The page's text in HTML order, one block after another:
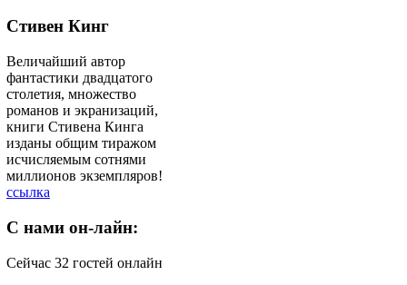
Стивен Кинг
Величайший автор
фантастики двадцатого
столетия, множество
романов и экранизаций,
книги Стивена Кинга
изданы общим тиражом
исчисляемым сотнями
миллионов экземпляров!
ссылка
C нами он-лайн:
Сейчас 32 гостей онлайн